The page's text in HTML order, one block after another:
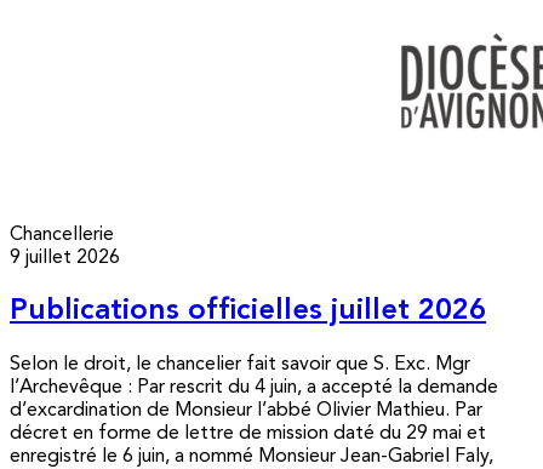
Chancellerie
9 juillet 2026
Publications officielles juillet 2026
Selon le droit, le chancelier fait savoir que S. Exc. Mgr
l’Archevêque : Par rescrit du 4 juin, a accepté la demande
d’excardination de Monsieur l’abbé Olivier Mathieu. Par
décret en forme de lettre de mission daté du 29 mai et
enregistré le 6 juin, a nommé Monsieur Jean-Gabriel Faly,